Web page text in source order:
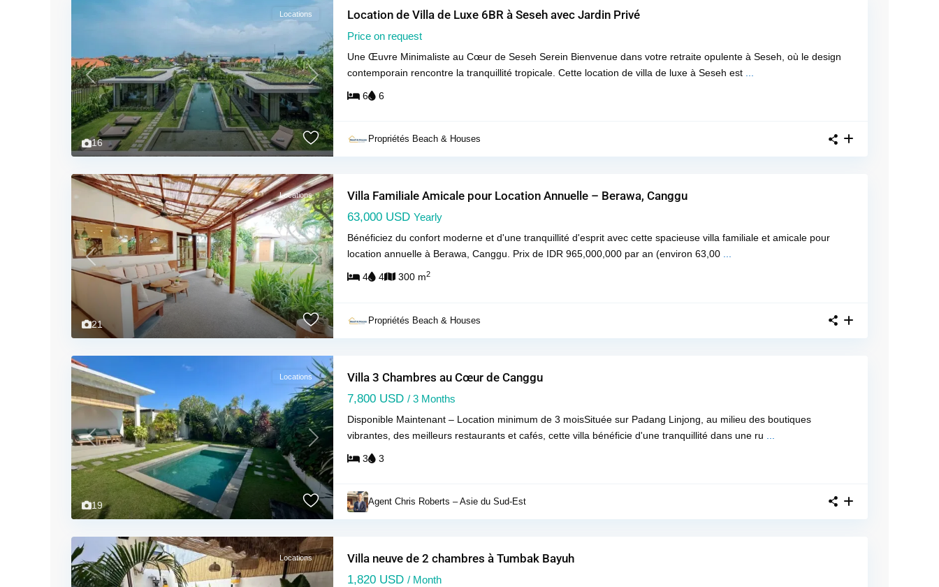
16
Previous Next
Locations Location de Villa de Luxe 6BR à Seseh avec Jardin Privé
Price on request
Une Œuvre Minimaliste au Cœur de Seseh Serein Bienvenue dans votre retraite opulente à Seseh, où le design
contemporain rencontre la tranquillité tropicale. Cette location de villa de luxe à Seseh est
6 6
Propriétés Beach & Houses
21
Previous Next
Locations Villa Familiale Amicale pour Location Annuelle – Berawa, Canggu
63,000 USD Yearly
Bénéficiez du confort moderne et d'une tranquillité d'esprit avec cette spacieuse villa familiale et amicale pour
location annuelle à Berawa, Canggu. Prix de IDR 965,000,000 par an (environ 63,00 ...
4 4 300 m2
Propriétés Beach & Houses
19
Previous Next
Locations Villa 3 Chambres au Cœur de Canggu
7,800 USD / 3 Months
Disponible Maintenant – Location minimum de 3 moisSituée sur Padang Linjong, au milieu des boutiques
vibrantes, des meilleurs restaurants et cafés, cette villa bénéficie d'une tranquillité dans une ru
3 3
Agent Chris Roberts – Asie du Sud-Est
Locations Villa neuve de 2 chambres à Tumbak Bayuh
1,820 USD / Month